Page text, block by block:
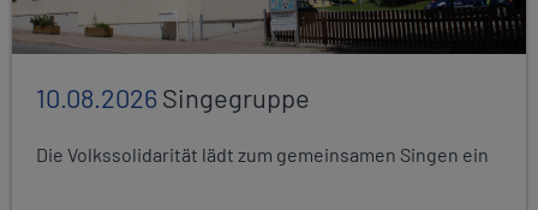
10.08.2026Singegruppe
Die Volkssolidarität lädt zum gemeinsamen Singen ein